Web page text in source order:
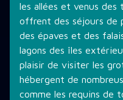
les allées et venus
offrent des séjours de
des épaves et des
lagons des îles
plaisir de visiter les
hébergent de
comme les requins de